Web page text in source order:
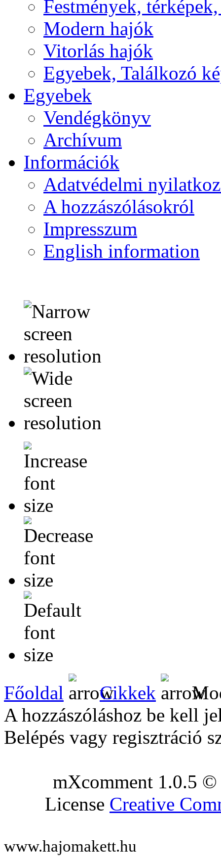
Festmények,
Modern hajók
Vitorlás hajók
Egyebek, Találkozó
Egyebek
Vendégkönyv
Archívum
Információk
Adatvédelmi
A hozzászólásokról
Impresszum
English information
Főoldal Cikkek
A hozzászóláshoz be kell
Belépés vagy regisztráció
mXcomment 1.0.5
License Creative
www.hajomakett.hu